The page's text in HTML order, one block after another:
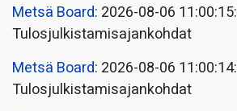
Metsä Board: 2026-08-06 11:00:15:
Tulosjulkistamisajankohdat
Metsä Board: 2026-08-06 11:00:14:
Tulosjulkistamisajankohdat